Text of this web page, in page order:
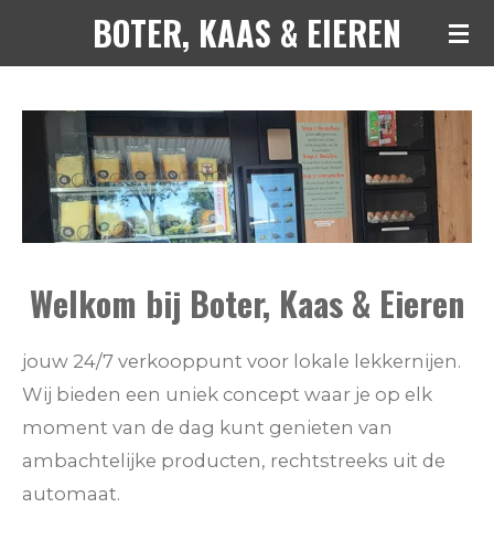
hoofdinhoud
BOTER, KAAS & EIEREN
Welkom bij Boter, Kaas & Eieren
jouw 24/7 verkooppunt voor lokale lekkernijen.
Wij bieden een uniek concept waar je op elk
moment van de dag kunt genieten van
ambachtelijke producten, rechtstreeks uit de
automaat.